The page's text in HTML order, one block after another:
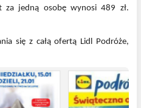
za jedną osobę wynosi 489 zł.
się z całą ofertą Lidl Podróże,